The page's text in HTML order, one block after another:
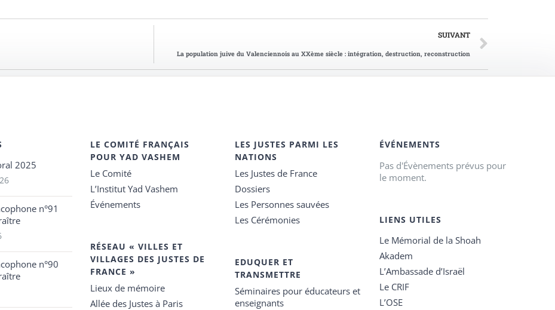
SUIVANT
La population juive du Valenciennois au XXème siècle : intégration, destruction, reconstruction
2025
n°91
n°90
LE COMITÉ FRANÇAIS
POUR YAD VASHEM
Le Comité
L’Institut Yad Vashem
Événements
RÉSEAU « VILLES ET
VILLAGES DES JUSTES DE
FRANCE »
Lieux de mémoire
Allée des Justes à Paris
LES JUSTES PARMI LES
NATIONS
Les Justes de France
Dossiers
Les Personnes sauvées
Les Cérémonies
EDUQUER ET
TRANSMETTRE
Séminaires pour éducateurs et
enseignants
ÉVÉNEMENTS
Pas d'Évènements prévus pour
le moment.
LIENS UTILES
Le Mémorial de la Shoah
Akadem
L’Ambassade d’Israël
Le CRIF
L’OSE